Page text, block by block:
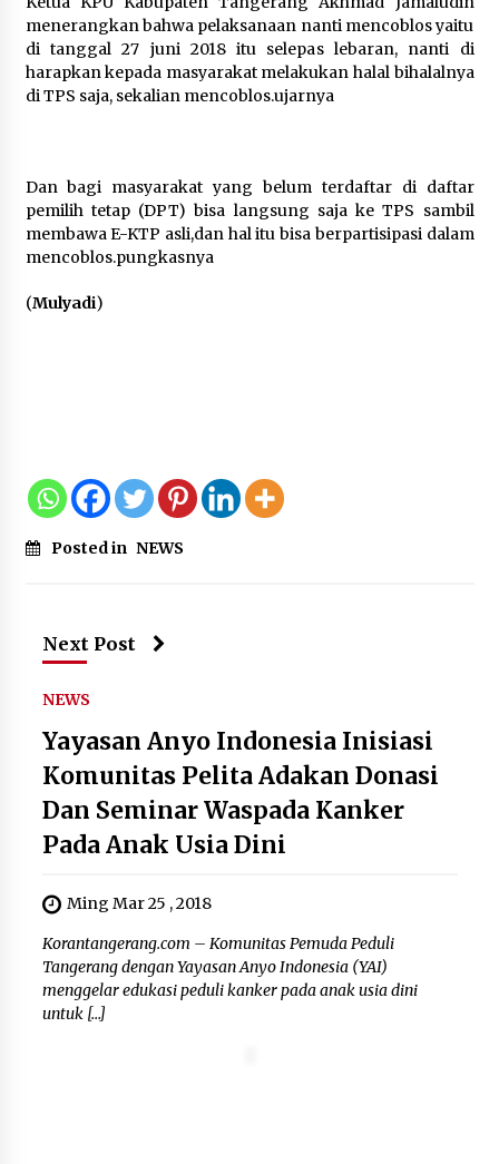
menerangkan bahwa pelaksanaan nanti mencoblos yaitu
di tanggal 27 juni 2018 itu selepas lebaran, nanti di
harapkan kepada masyarakat melakukan halal bihalalnya
di TPS saja, sekalian mencoblos.ujarnya
Dan bagi masyarakat yang belum terdaftar di daftar
pemilih tetap (DPT) bisa langsung saja ke TPS sambil
membawa E-KTP asli,dan hal itu bisa berpartisipasi dalam
mencoblos.pungkasnya
(Mulyadi)
Posted in NEWS
Next Post
NEWS
Yayasan Anyo Indonesia Inisiasi
Komunitas Pelita Adakan Donasi
Dan Seminar Waspada Kanker
Pada Anak Usia Dini
Ming Mar 25 , 2018
Korantangerang.com – Komunitas Pemuda Peduli
Tangerang dengan Yayasan Anyo Indonesia (YAI)
menggelar edukasi peduli kanker pada anak usia dini
untuk […]